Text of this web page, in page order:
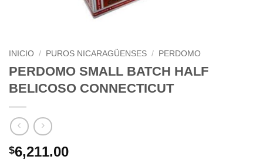
INICIO / PUROS NICARAGÜENSES / PERDOMO
PERDOMO SMALL BATCH HALF
BELICOSO CONNECTICUT
$6,211.00